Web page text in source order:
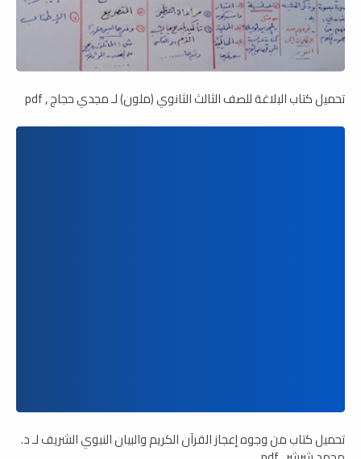
تحميل كتاب البلاغة للصف الثالث الثانوي (ملون) لـ مجدي حجاج , pdf
تحميل كتاب من وجوه إعجاز القرآن الكريم والبيان النبوي الشريف لـ د.